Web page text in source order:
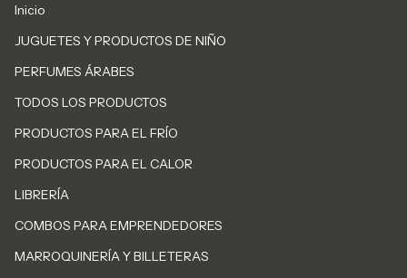
Inicio
JUGUETES Y PRODUCTOS DE NIÑO
PERFUMES ÁRABES
TODOS LOS PRODUCTOS
PRODUCTOS PARA EL FRÍO
PRODUCTOS PARA EL CALOR
LIBRERÍA
COMBOS PARA EMPRENDEDORES
MARROQUINERÍA Y BILLETERAS